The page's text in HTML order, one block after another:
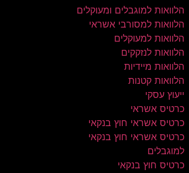
הלוואות למוגבלים ומעוקלים
הלוואות למסורבי אשראי
הלוואות למעוקלים
הלוואות לנזקקים
הלוואות מיידיות
הלוואות קטנות
ייעוץ עסקי
כרטיס אשראי
כרטיס אשראי חוץ בנקאי
כרטיס אשראי חוץ בנקאי
למוגבלים
כרטיס חוץ בנקאי